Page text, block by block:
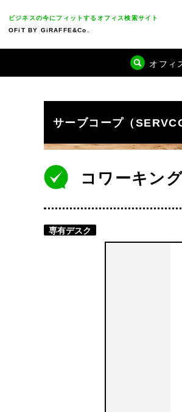
ビジネスの今にフィットするオフィス検索サイト
OFiT BY GiRAFFE&Co.
オフィ
サーブコープ（
コワーキン
専有デスク